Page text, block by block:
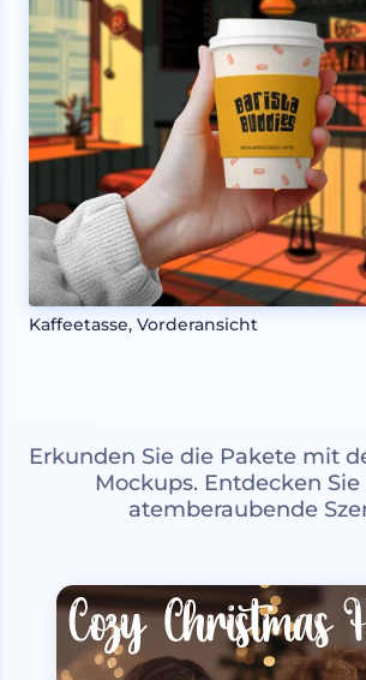
Kaffeetasse, Vorderansicht
Erkunden Sie die Pakete mit
Mockups. Entdecken
atemberaubende